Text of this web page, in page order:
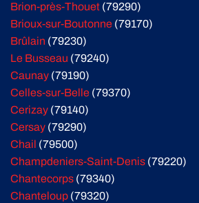
Brion-près-Thouet (79290)
Brioux-sur-Boutonne (79170)
Brûlain (79230)
Le Busseau (79240)
Caunay (79190)
Celles-sur-Belle (79370)
Cerizay (79140)
Cersay (79290)
Chail (79500)
Champdeniers-Saint-Denis (79220)
Chantecorps (79340)
Chanteloup (79320)